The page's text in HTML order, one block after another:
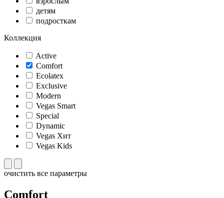
детям
подросткам
Коллекция
Active
Comfort
Ecolatex
Exclusive
Modern
Vegas Smart
Special
Dynamic
Vegas Хит
Vegas Kids
очистить все параметры
Comfort